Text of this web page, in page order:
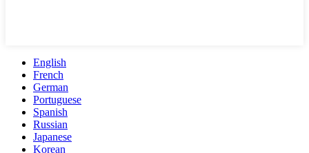
English
French
German
Portuguese
Spanish
Russian
Japanese
Korean